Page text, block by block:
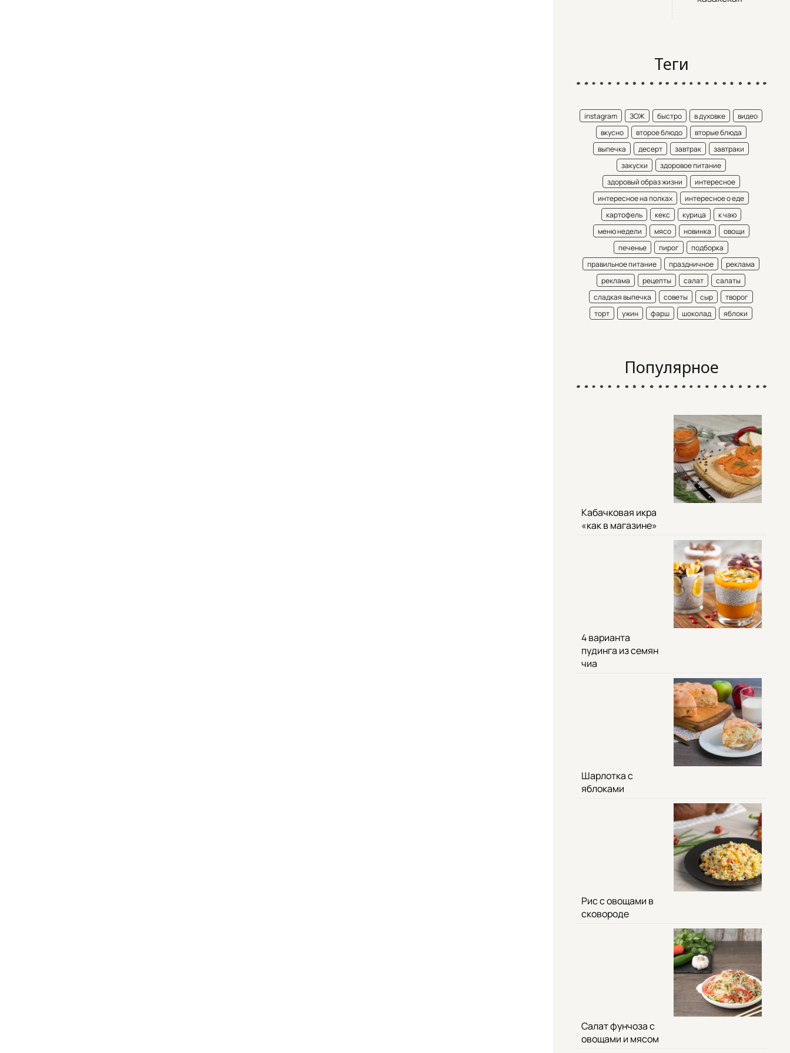
Теги
instagram ЗОЖ быстро в духовке
видео
вкусно
второе блюдо
вторые блюда
выпечка
десерт завтрак
завтраки
закуски
здоровое питание
здоровый образ жизни
интересное
интересное на полках
интересное о еде
картофель
кекс курица
к чаю
меню недели
мясо новинка
овощи
печенье
пирог
подборка
правильное питание
праздничное
реклама
реклама
рецепты салат
салаты
сладкая выпечка
советы сыр
творог
торт
ужин фарш шоколад яблоки
Популярное
Кабачковая икра
«как в магазине»
4 варианта
пудинга из семян
чиа
Шарлотка с
яблоками
Рис с овощами в
сковороде
Салат фунчоза с
овощами и мясом